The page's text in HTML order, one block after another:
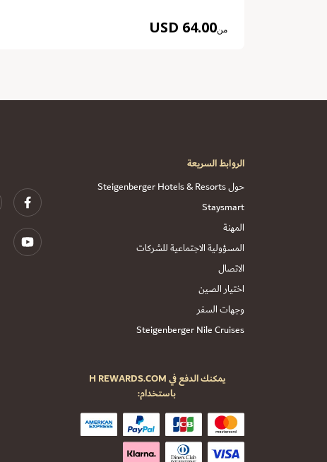
من64.00 USD
الروابط السريعة
حول Steigenberger Hotels & Resorts
Staysmart
المهنة
المسؤولية الاجتماعية للشركات
الاتصال
اختيار الصين
وجهات السفر
Steigenberger Nile Cruises
يمكنك الدفع في H REWARDS.COM
باستخدام: